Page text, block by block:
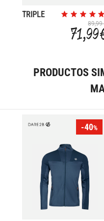
TRIPLE
89,99
71,99
PRODUCTOS
-40%